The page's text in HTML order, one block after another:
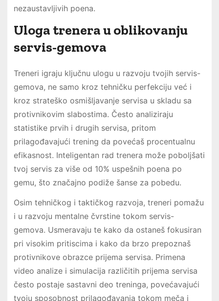
nezaustavljivih poena.
Uloga trenera u oblikovanju
servis-gemova
Treneri igraju ključnu ulogu u razvoju tvojih servis-
gemova, ne samo kroz tehničku perfekciju već i
kroz strateško osmišljavanje servisa u skladu sa
protivnikovim slabostima. Često analiziraju
statistike prvih i drugih servisa, pritom
prilagođavajući trening da povećaš procentualnu
efikasnost. Inteligentan rad trenera može poboljšati
tvoj servis za više od 10% uspešnih poena po
gemu, što značajno podiže šanse za pobedu.
Osim tehničkog i taktičkog razvoja, treneri pomažu
i u razvoju mentalne čvrstine tokom servis-
gemova. Usmeravaju te kako da ostaneš fokusiran
pri visokim pritiscima i kako da brzo prepoznaš
protivnikove obrazce prijema servisa. Primena
video analize i simulacija različitih prijema servisa
često postaje sastavni deo treninga, povećavajući
tvoju sposobnost prilagođavanja tokom meča i